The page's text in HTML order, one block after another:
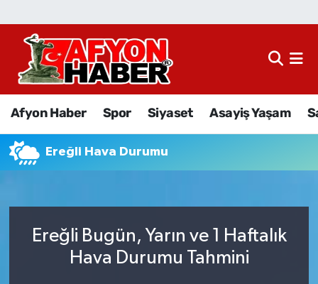
Afyon Haber Spor Siyaset Asayiş Yaşam
Ereğli Hava Durumu
Ereğli Bugün, Yarın ve 1 Haftalık
Hava Durumu Tahmini
Afyon Haber
Asayiş Yaşam
Eğitim